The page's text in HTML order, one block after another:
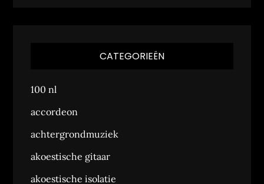
CATEGORIEËN
100 nl
accordeon
achtergrondmuziek
akoestische gitaar
akoestische isolatie